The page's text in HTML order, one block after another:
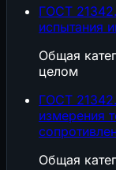
ГОСТ
испытания
Общая
целом
ГОСТ
измерения
Общая